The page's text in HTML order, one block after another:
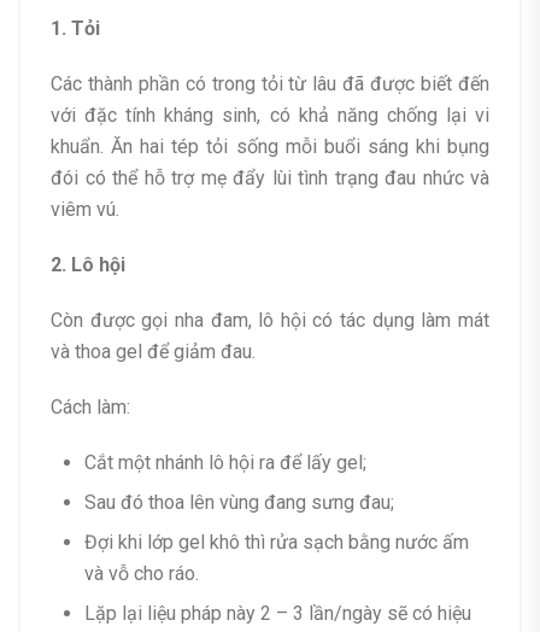
1. Tỏi
Các thành phần có trong tỏi từ lâu đã được biết đến
với đặc tính kháng sinh, có khả năng chống lại vi
khuẩn. Ăn hai tép tỏi sống mỗi buổi sáng khi bụng
đói có thể hỗ trợ mẹ đẩy lùi tình trạng đau nhức và
viêm vú.
2. Lô hội
Còn được gọi nha đam, lô hội có tác dụng làm mát
và thoa gel để giảm đau.
Cách làm:
Cắt một nhánh lô hội ra để lấy gel;
Sau đó thoa lên vùng đang sưng đau;
Đợi khi lớp gel khô thì rửa sạch bằng nước ấm
và vỗ cho ráo.
Lặp lại liệu pháp này 2 – 3 lần/ngày sẽ có hiệu